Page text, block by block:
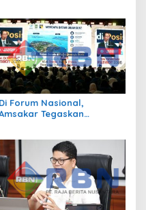
Di Forum Nasional,
Tegaskan
Pembangunan